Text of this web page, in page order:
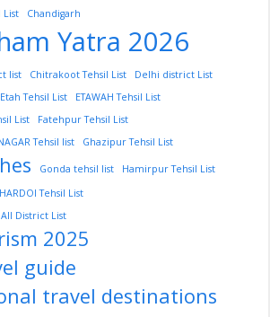
List
Chandigarh
Yatra 2026
list Chitrakoot Tehsil List
Delhi district List
Etah Tehsil List
ETAWAH Tehsil List
List
Fatehpur Tehsil List
Tehsil list
Ghazipur Tehsil List
Gonda tehsil list
Hamirpur Tehsil List
HARDOI Tehsil List
District List
2025
guide
travel destinations